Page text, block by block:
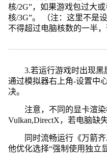
核/2G”，如果游戏包过大
核/3G”。 （注：这里不是
不得超过电脑核数的一半，
3.若运行游戏时出现
通过模拟器右上角-设置中
决。
注意，不同的显卡渲
Vulkan,DirectX，若电脑缺
同时流畅运行《万箭
他优化选择“强制使用独立